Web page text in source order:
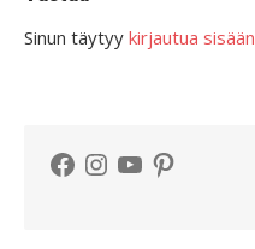
Sinun täytyy kirjautua sisään
Facebook
Instagram
YouTubePinterest